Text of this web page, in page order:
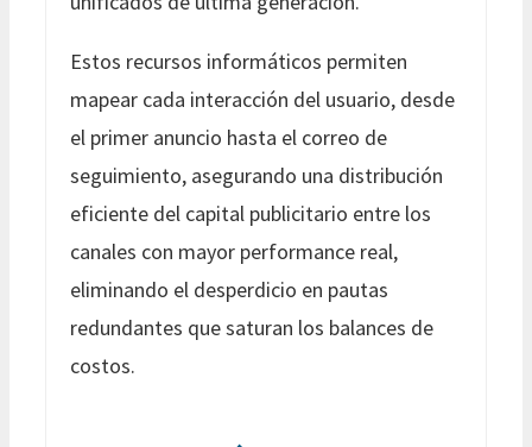
Estos recursos informáticos permiten
mapear cada interacción del usuario, desde
el primer anuncio hasta el correo de
seguimiento, asegurando una distribución
eficiente del capital publicitario entre los
canales con mayor performance real,
eliminando el desperdicio en pautas
redundantes que saturan los balances de
costos.